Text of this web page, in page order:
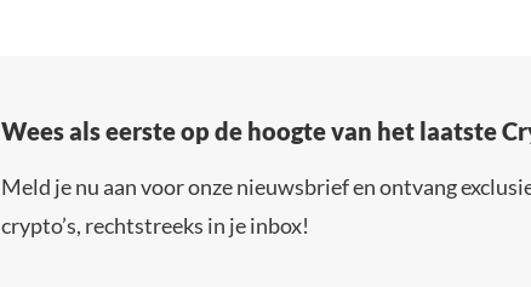
Wees als eerste op de hoogte van het laatste
Meld je nu aan voor onze nieuwsbrief en ontvang
crypto’s, rechtstreeks in je inbox!